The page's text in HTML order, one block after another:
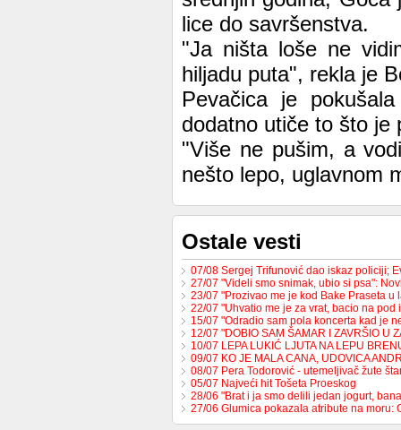
lice do savršenstva.
"Ja ništa loše ne
hiljadu puta", rekla je
Pevačica je
dodatno utiče to što je
"Više ne pušim, a
nešto lepo, uglavnom
Ostale vesti
07/08 Sergej Trifunović dao iskaz policiji;
27/07 "Videli smo snimak, ubio si psa":
23/07 "Prozivao me je kod Bake Praseta
22/07 "Uhvatio me je za vrat, bacio na
15/07 "Odradio sam pola koncerta kad je
12/07 "DOBIO SAM ŠAMAR I ZAVRŠIO U
10/07 LEPA LUKIĆ LJUTA NA LEPU
09/07 KO JE MALA CANA, UDOVICA
08/07 Pera Todorović - utemeljivač žute
05/07 Najveći hit Tošeta Proeskog
28/06 "Brat i ja smo delili jedan jogurt,
27/06 Glumica pokazala atribute na moru: